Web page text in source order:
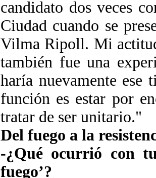
candidato dos veces
Ciudad cuando se
Vilma Ripoll. Mi
también fue una
haría nuevamente
función es estar por
tratar de ser unitario."
Del fuego a la
-¿Qué ocurrió con
fuego’?